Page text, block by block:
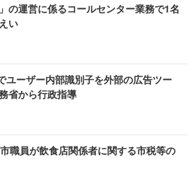
の運営に係るコールセンター業務で1名
い
ユーザー内部識別子を外部の広告ツー
省から行政指導
職員が飲食店関係者に関する市税等の